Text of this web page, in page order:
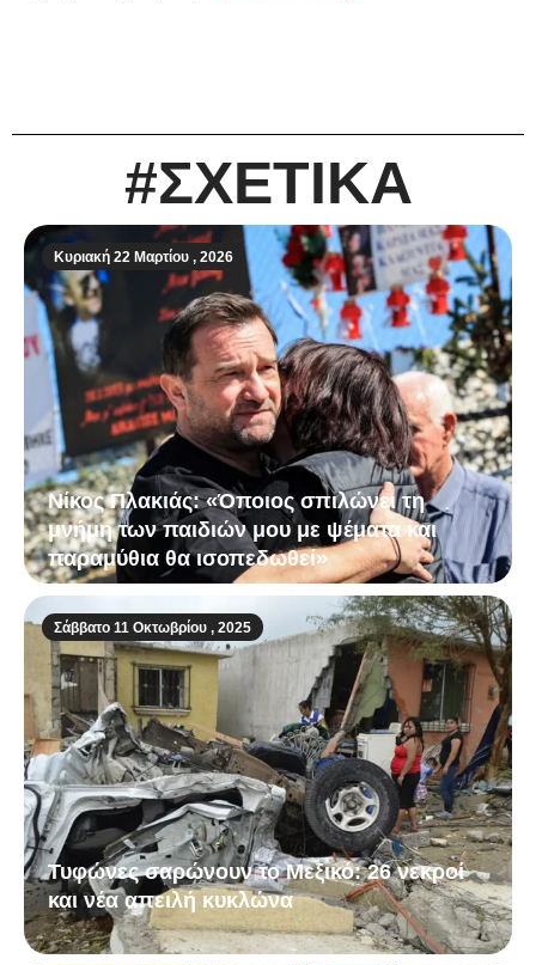
#ΣΧΕΤΙΚΑ
Κυριακή 22 Μαρτίου , 2026
Νίκος Πλακιάς: «Όποιος σπιλώνει τη
μνήμη των παιδιών μου με ψέματα και
παραμύθια θα ισοπεδωθεί»
Σάββατο 11 Οκτωβρίου , 2025
Τυφώνες σαρώνουν το Μεξικό: 26 νεκροί
και νέα απειλή κυκλώνα